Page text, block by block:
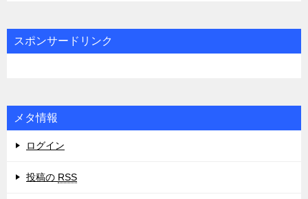
リ
ー
スポンサードリンク
メタ情報
ログイン
投稿の RSS